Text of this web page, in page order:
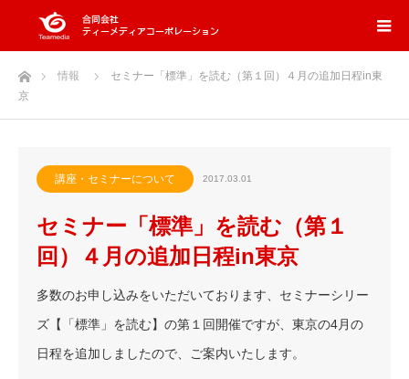
ホーム情報
セミナー「標準」を読む（第１回）４月の追加日程in東
京
講座・セミナーについて 2017.03.01
セミナー「標準」を読む（第１
回）４月の追加日程in東京
多数のお申し込みをいただいております、セミナーシリー
ズ【「標準」を読む】の第１回開催ですが、東京の4月の
日程を追加しましたので、ご案内いたします。